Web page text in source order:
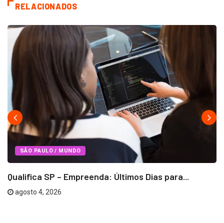
RELACIONADOS
SÃO PAULO / MUNDO
Qualifica SP – Empreenda: Últimos Dias para...
agosto 4, 2026